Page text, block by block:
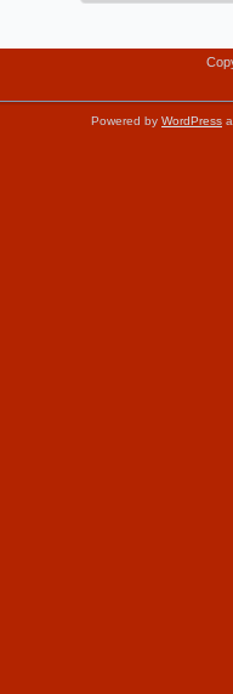
Powered by WordPress